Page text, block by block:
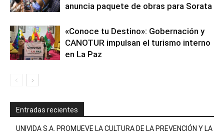
anuncia paquete de obras para Sorata
«Conoce tu Destino»: Gobernación y
CANOTUR impulsan el turismo interno
en La Paz
Entradas recientes
UNIVIDA S.A. PROMUEVE LA CULTURA DE LA PREVENCIÓN Y LA